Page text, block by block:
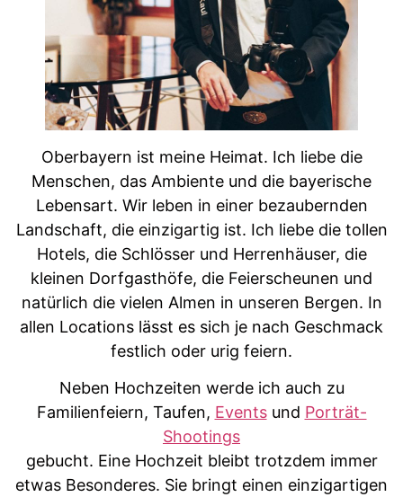
Oberbayern ist meine Heimat. Ich liebe die
Menschen, das Ambiente und die bayerische
Lebensart. Wir leben in einer bezaubernden
Landschaft, die einzigartig ist. Ich liebe die tollen
Hotels, die Schlösser und Herrenhäuser, die
kleinen Dorfgasthöfe, die Feierscheunen und
natürlich die vielen Almen in unseren Bergen. In
allen Locations lässt es sich je nach Geschmack
festlich oder urig feiern.
Neben Hochzeiten werde ich auch zu
Familienfeiern, Taufen, Eventsund Porträt-
Shootings
gebucht. Eine Hochzeit bleibt trotzdem immer
etwas Besonderes. Sie bringt einen einzigartigen